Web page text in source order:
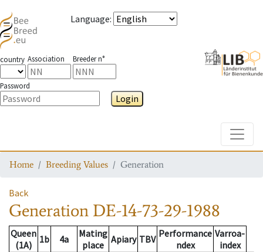
Language:
country Association Breeder n°
Password
Login
Home Breeding Values Generation
Back
Generation DE-14-73-29-1988
Queen
(1A)
1b 4a
Mating
place Apiary TBV Performance
ndex
Varroa-
index